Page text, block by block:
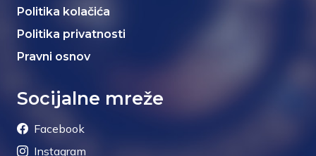
Politika kolačića
Politika privatnosti
Pravni osnov
Socijalne mreže
Facebook
Instagram